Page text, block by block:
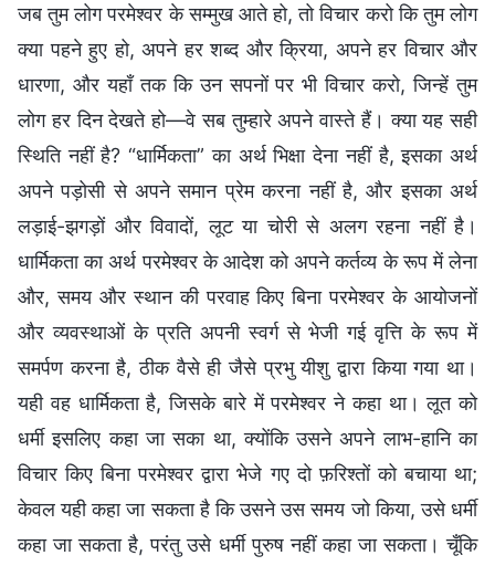
जब तुम लोग परमेश्वर के सम्मुख आते हो, तो विचार करो कि तुम लोग
क्या पहने हुए हो, अपने हर शब्द और क्रिया, अपने हर विचार और
धारणा, और यहाँ तक कि उन सपनों पर भी विचार करो, जिन्हें तुम
लोग हर दिन देखते हो—वे सब तुम्हारे अपने वास्ते हैं। क्या यह सही
स्थिति नहीं है? “धार्मिकता” का अर्थ भिक्षा देना नहीं है, इसका अर्थ
अपने पड़ोसी से अपने समान प्रेम करना नहीं है, और इसका अर्थ
लड़ाई-झगड़ों और विवादों, लूट या चोरी से अलग रहना नहीं है।
धार्मिकता का अर्थ परमेश्वर के आदेश को अपने कर्तव्य के रूप में लेना
और, समय और स्थान की परवाह किए बिना परमेश्वर के आयोजनों
और व्यवस्थाओं के प्रति अपनी स्वर्ग से भेजी गई वृत्ति के रूप में
समर्पण करना है, ठीक वैसे ही जैसे प्रभु यीशु द्वारा किया गया था।
यही वह धार्मिकता है, जिसके बारे में परमेश्वर ने कहा था। लूत को
धर्मी इसलिए कहा जा सका था, क्योंकि उसने अपने लाभ-हानि का
विचार किए बिना परमेश्वर द्वारा भेजे गए दो फ़रिश्तों को बचाया था;
केवल यही कहा जा सकता है कि उसने उस समय जो किया, उसे धर्मी
कहा जा सकता है, परंतु उसे धर्मी पुरुष नहीं कहा जा सकता। चूँकि